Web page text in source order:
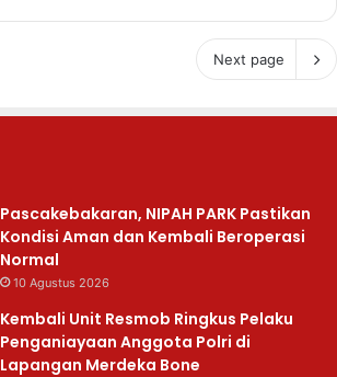
Next page
Pascakebakaran, NIPAH PARK Pastikan
Kondisi Aman dan Kembali Beroperasi
Normal
10 Agustus 2026
Kembali Unit Resmob Ringkus Pelaku
Penganiayaan Anggota Polri di
Lapangan Merdeka Bone